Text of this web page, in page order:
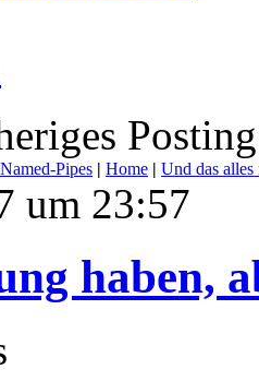
Posting
Pipes | Home | Und das
um 23:57
haben,